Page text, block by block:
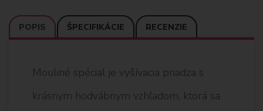
POPIS ŠPECIFIKÁCIE RECENZIE
Mouliné spécial je vyšívacia priadza s
krásnym hodvábnym vzhľadom, ktorá sa